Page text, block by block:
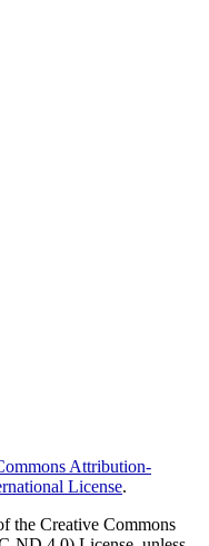
Attribution-
License.
the Creative Commons